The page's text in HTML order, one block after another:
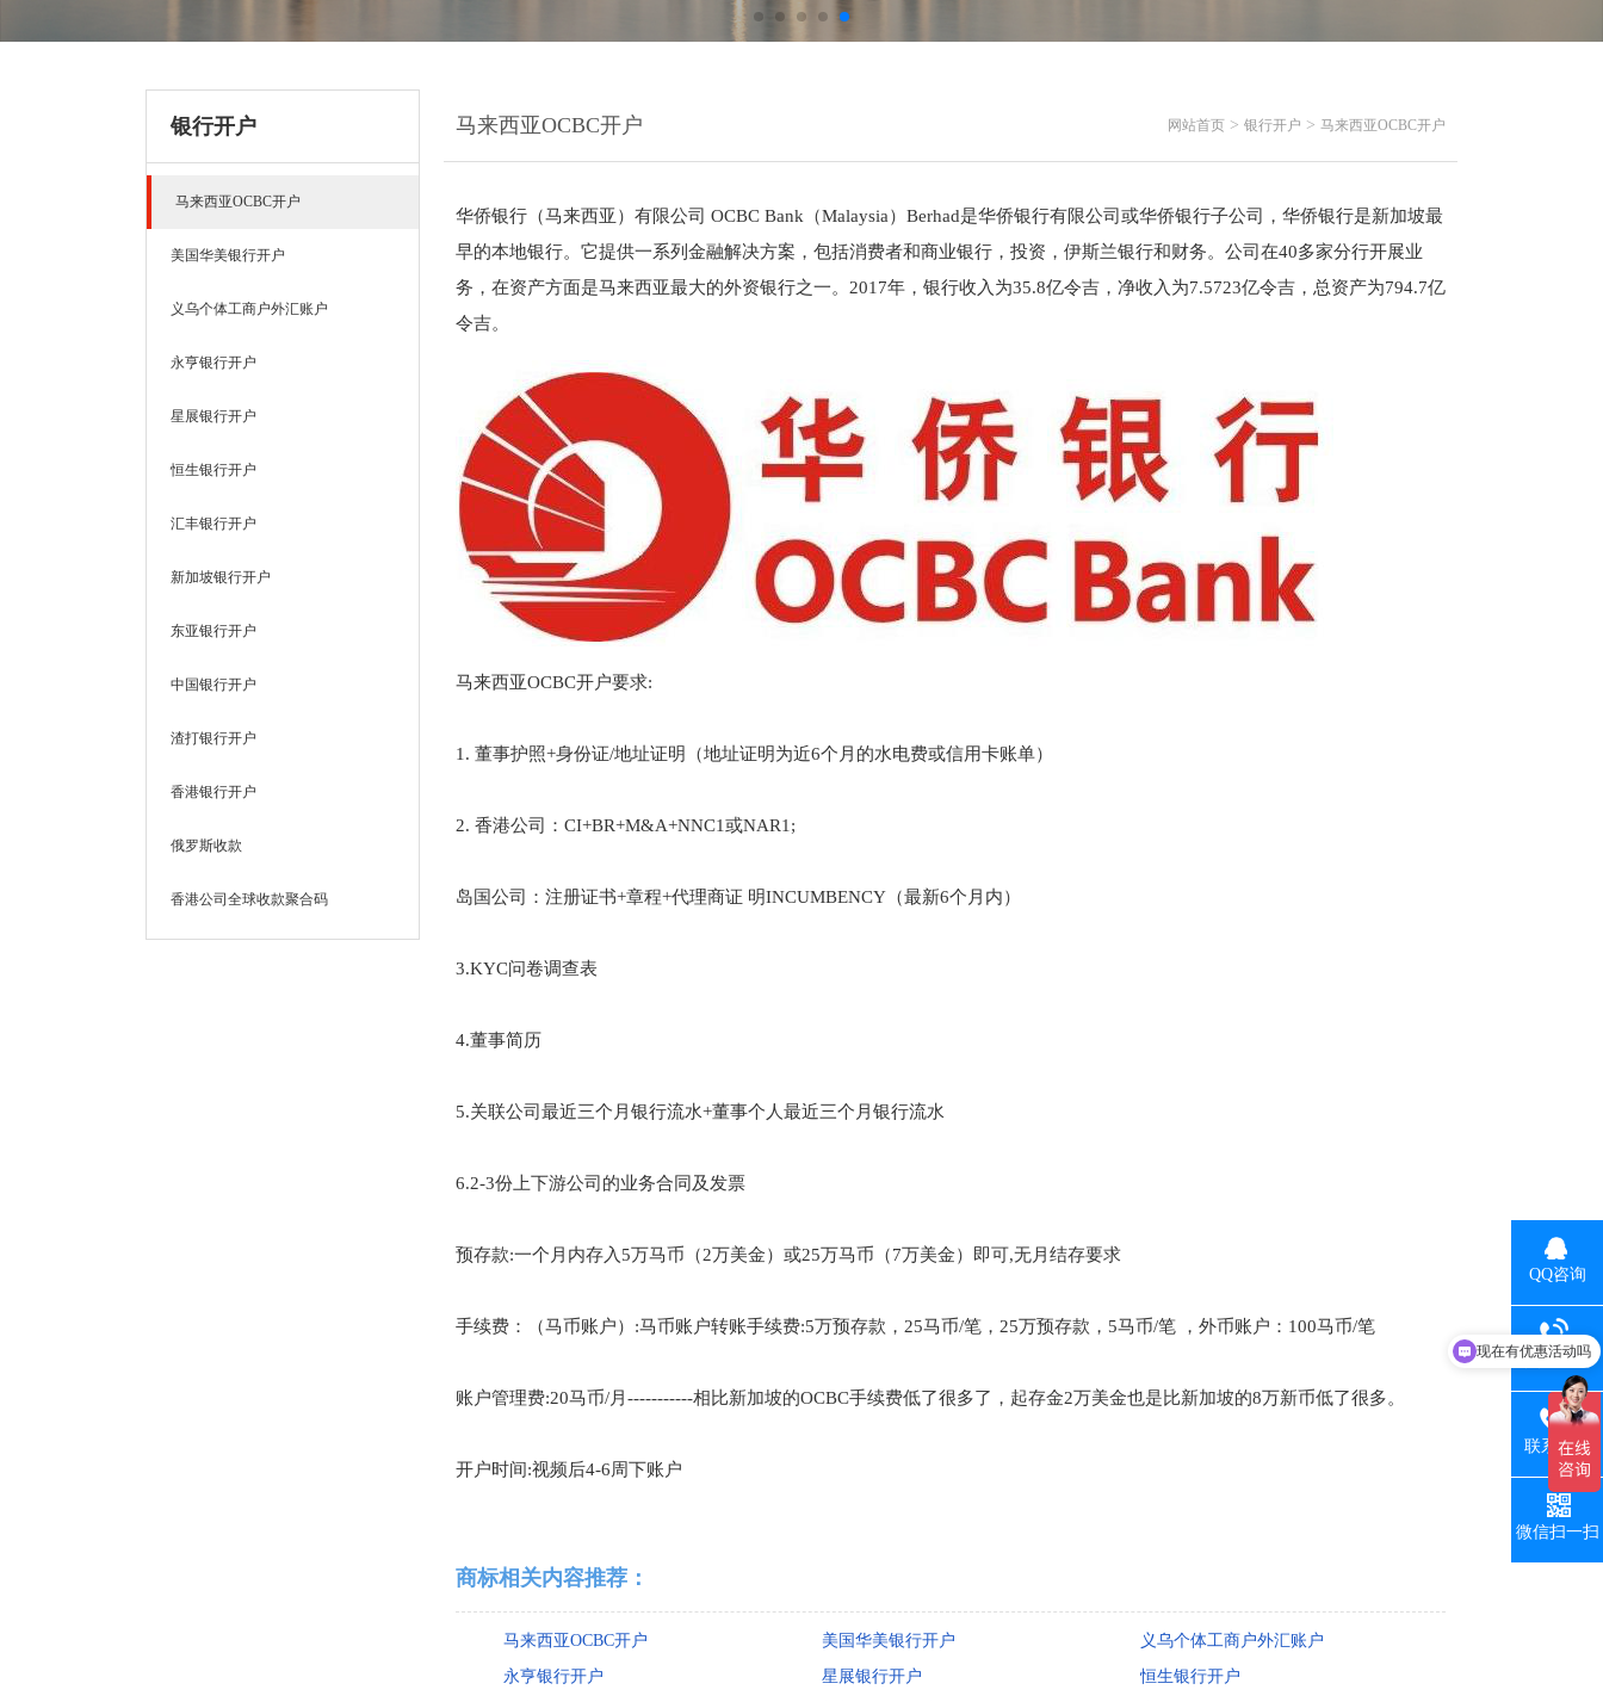
银行开户
马来西亚OCBC开户
美国华美银行开户
义乌个体工商户外汇账户
永亨银行开户
星展银行开户
恒生银行开户
汇丰银行开户
新加坡银行开户
东亚银行开户
中国银行开户
渣打银行开户
香港银行开户
俄罗斯收款
香港公司全球收款聚合码
马来西亚OCBC开户 网站首页 > 银行开户 > 马来西亚OCBC开户
华侨银行（马来西亚）有限公司 OCBC Bank （Malaysia） Berhad是华侨银行有限公司或华侨银行子公司，华侨银行是新加坡最
早的本地银行。它提供一系列金融解决方案，包括消费者和商业银行，投资，伊斯兰银行和财务。公司在40多家分行开展业
务，在资产方面是马来西亚最大的外资银行之一。 2017年，银行收入为35.8亿令吉，净收入为7.5723亿令吉，总资产为794.7亿
令吉。
马来西亚OCBC开户要求:
1. 董事护照+身份证/地址证明（地址证明为近6个月的水电费或信用卡账单）
2. 香港公司： CI+BR+M&A+NNC1或NAR1;
岛国公司：注册证书+章程+代理商证 明INCUMBENCY （最新6个月内）
3.KYC问卷调查表
4.董事简历
5.关联公司最近三个月银行流水+董事个人最近三个月银行流水
6.2-3份上下游公司的业务合同及发票
预存款:一个月内存入 5万马币（2万美金）或25万马币（7万美金）即可,无月结存要求
手续费：（马币账户） :马币账户转账手续费:5万预存款， 25马币/笔， 25万预存款， 5马币/笔 ，外币账户： 100马币/笔
账户管理费:20马币/月-----------相比新加坡的OCBC手续费低了很多了，起存金2万美金也是比新加坡的8万新币低了很多。
开户时间:视频后4-6周下账户
商标相关内容推荐：
马来西亚OCBC开户 美国华美银行开户
义乌个体工商户外汇账户
永亨银行开户
星展银行开户
恒生银行开户
QQ咨询
热线电话
联系手机
微信扫一扫
可以介绍下你们的产品么